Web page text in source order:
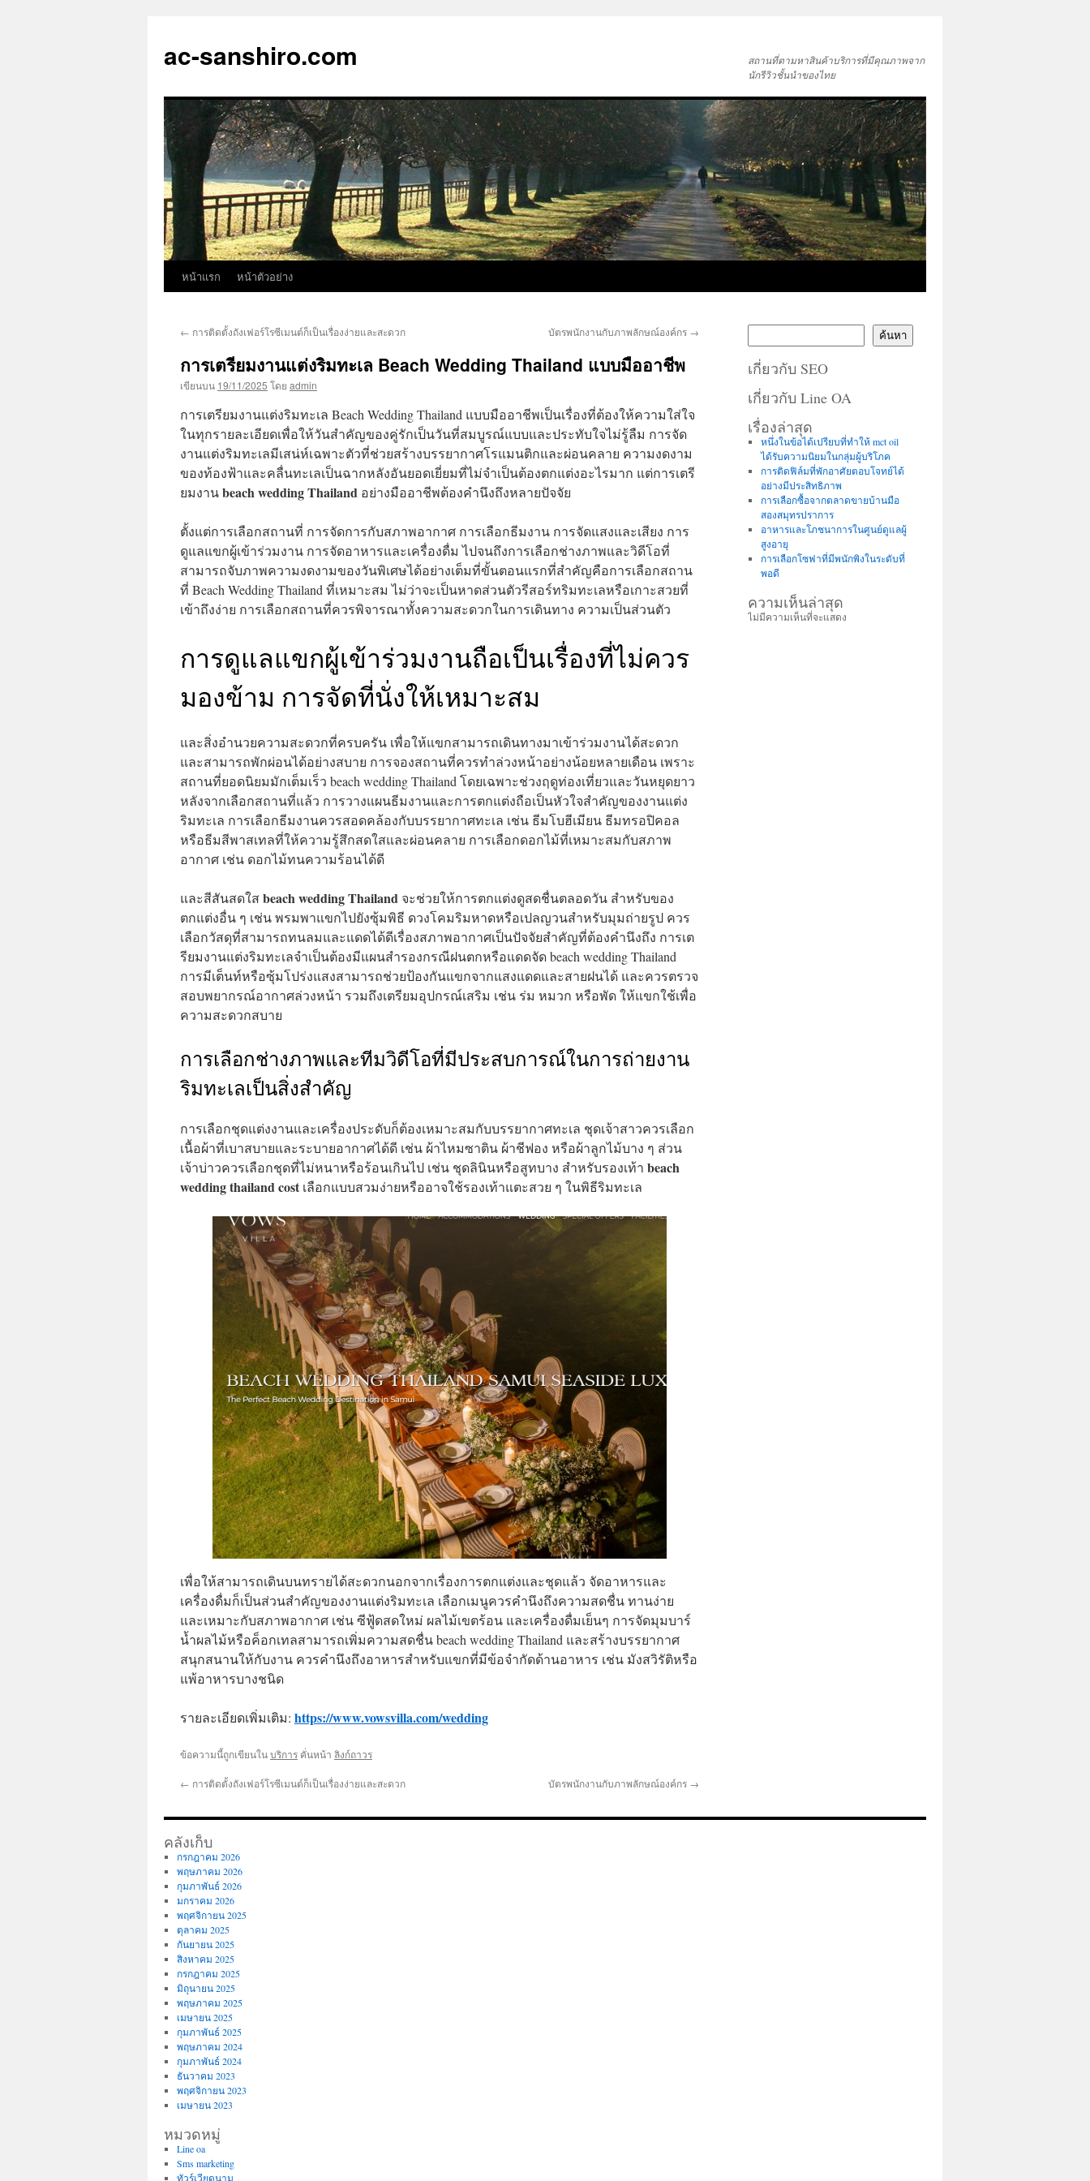
ac-sanshiro.com
สถานที่ตามหาสินค้าบริการที่มีคุณภาพจาก
นักรีวิวชั้นนำของไทย
ข้าม
ยัง
เนื้อหา
หน้าแรก หน้าตัวอย่าง
← การติดตั้งถังเฟอร์โรซีเมนต์ก็เป็นเรื่องง่ายและสะดวก บัตรพนักงานกับภาพลักษณ์องค์กร →
การเตรียมงานแต่งริมทะเล Beach Wedding Thailand แบบมืออาชีพ
เขียนบน 19/11/2025 โดย admin
การเตรียมงานแต่งริมทะเล Beach Wedding Thailand แบบมืออาชีพเป็นเรื่องที่ต้องให้ความใส่ใจ
ในทุกรายละเอียดเพื่อให้วันสำคัญของคู่รักเป็นวันที่สมบูรณ์แบบและประทับใจไม่รู้ลืม การจัด
งานแต่งริมทะเลมีเสน่ห์เฉพาะตัวที่ช่วยสร้างบรรยากาศโรแมนติกและผ่อนคลาย ความงดงาม
ของท้องฟ้าและคลื่นทะเลเป็นฉากหลังอันยอดเยี่ยมที่ไม่จำเป็นต้องตกแต่งอะไรมาก แต่การเตรี
ยมงานbeach wedding Thailand อย่างมืออาชีพต้องคำนึงถึงหลายปัจจัย
ตั้งแต่การเลือกสถานที่ การจัดการกับสภาพอากาศ การเลือกธีมงาน การจัดแสงและเสียง การ
ดูแลแขกผู้เข้าร่วมงาน การจัดอาหารและเครื่องดื่ม ไปจนถึงการเลือกช่างภาพและวิดีโอที่
สามารถจับภาพความงดงามของวันพิเศษได้อย่างเต็มที่ขั้นตอนแรกที่สำคัญคือการเลือกสถาน
ที่ Beach Wedding Thailand ที่เหมาะสม ไม่ว่าจะเป็นหาดส่วนตัวรีสอร์ทริมทะเลหรือเกาะสวยที่
เข้าถึงง่าย การเลือกสถานที่ควรพิจารณาทั้งความสะดวกในการเดินทาง ความเป็นส่วนตัว
การดูแลแขกผู้เข้าร่วมงานถือเป็นเรื่องที่ไม่ควร
มองข้าม การจัดที่นั่งให้เหมาะสม
และสิ่งอำนวยความสะดวกที่ครบครัน เพื่อให้แขกสามารถเดินทางมาเข้าร่วมงานได้สะดวก
และสามารถพักผ่อนได้อย่างสบาย การจองสถานที่ควรทำล่วงหน้าอย่างน้อยหลายเดือน เพราะ
สถานที่ยอดนิยมมักเต็มเร็ว beach wedding Thailand โดยเฉพาะช่วงฤดูท่องเที่ยวและวันหยุดยาว
หลังจากเลือกสถานที่แล้ว การวางแผนธีมงานและการตกแต่งถือเป็นหัวใจสำคัญของงานแต่ง
ริมทะเล การเลือกธีมงานควรสอดคล้องกับบรรยากาศทะเล เช่น ธีมโบฮีเมียน ธีมทรอปิคอล
หรือธีมสีพาสเทลที่ให้ความรู้สึกสดใสและผ่อนคลาย การเลือกดอกไม้ที่เหมาะสมกับสภาพ
อากาศ เช่น ดอกไม้ทนความร้อนได้ดี
และสีสันสดใสbeach wedding Thailand จะช่วยให้การตกแต่งดูสดชื่นตลอดวัน สำหรับของ
ตกแต่งอื่น ๆ เช่น พรมพาแขกไปยังซุ้มพิธี ดวงโคมริมหาดหรือเปลญวนสำหรับมุมถ่ายรูป ควร
เลือกวัสดุที่สามารถทนลมและแดดได้ดีเรื่องสภาพอากาศเป็นปัจจัยสำคัญที่ต้องคำนึงถึง การเต
รียมงานแต่งริมทะเลจำเป็นต้องมีแผนสำรองกรณีฝนตกหรือแดดจัด beach wedding Thailand
การมีเต็นท์หรือซุ้มโปร่งแสงสามารถช่วยป้องกันแขกจากแสงแดดและสายฝนได้ และควรตรวจ
สอบพยากรณ์อากาศล่วงหน้า รวมถึงเตรียมอุปกรณ์เสริม เช่น ร่ม หมวก หรือพัด ให้แขกใช้เพื่อ
ความสะดวกสบาย
การเลือกช่างภาพและทีมวิดีโอที่มีประสบการณ์ในการถ่ายงาน
ริมทะเลเป็นสิ่งสำคัญ
การเลือกชุดแต่งงานและเครื่องประดับก็ต้องเหมาะสมกับบรรยากาศทะเล ชุดเจ้าสาวควรเลือก
เนื้อผ้าที่เบาสบายและระบายอากาศได้ดี เช่น ผ้าไหมซาติน ผ้าชีฟอง หรือผ้าลูกไม้บาง ๆ ส่วน
เจ้าบ่าวควรเลือกชุดที่ไม่หนาหรือร้อนเกินไป เช่น ชุดลินินหรือสูทบาง สำหรับรองเท้า beach
wedding thailand cost เลือกแบบสวมง่ายหรืออาจใช้รองเท้าแตะสวย ๆ ในพิธีริมทะเล
เพื่อให้สามารถเดินบนทรายได้สะดวกนอกจากเรื่องการตกแต่งและชุดแล้ว จัดอาหารและ
เครื่องดื่มก็เป็นส่วนสำคัญของงานแต่งริมทะเล เลือกเมนูควรคำนึงถึงความสดชื่น ทานง่าย
และเหมาะกับสภาพอากาศ เช่น ซีฟู้ดสดใหม่ ผลไม้เขตร้อน และเครื่องดื่มเย็นๆ การจัดมุมบาร์
น้ำผลไม้หรือค็อกเทลสามารถเพิ่มความสดชื่น beach wedding Thailand และสร้างบรรยากาศ
สนุกสนานให้กับงาน ควรคำนึงถึงอาหารสำหรับแขกที่มีข้อจำกัดด้านอาหาร เช่น มังสวิรัติหรือ
แพ้อาหารบางชนิด
รายละเอียดเพิ่มเติม: https://www.vowsvilla.com/wedding
ข้อความนี้ถูกเขียนในบริการ คั่นหน้า ลิงก์ถาวร
← การติดตั้งถังเฟอร์โรซีเมนต์ก็เป็นเรื่องง่ายและสะดวก บัตรพนักงานกับภาพลักษณ์องค์กร →
ค้นหา
เกี่ยวกับ SEO
เกี่ยวกับ Line OA
เรื่องล่าสุด
หนึ่งในข้อได้เปรียบที่ทำให้ mct oil
ได้รับความนิยมในกลุ่มผู้บริโภค
การติดฟิล์มที่พักอาศัยตอบโจทย์ได้
อย่างมีประสิทธิภาพ
การเลือกซื้อจากตลาดขายบ้านมือ
สองสมุทรปราการ
อาหารและโภชนาการในศูนย์ดูแลผู้
สูงอายุ
การเลือกโซฟาที่มีพนักพิงในระดับที่
พอดี
ความเห็นล่าสุด
ไม่มีความเห็นที่จะแสดง
คลังเก็บ
กรกฎาคม 2026
พฤษภาคม 2026
กุมภาพันธ์ 2026
มกราคม 2026
พฤศจิกายน 2025
ตุลาคม 2025
กันยายน 2025
สิงหาคม 2025
กรกฎาคม 2025
มิถุนายน 2025
พฤษภาคม 2025
เมษายน 2025
กุมภาพันธ์ 2025
พฤษภาคม 2024
กุมภาพันธ์ 2024
ธันวาคม 2023
พฤศจิกายน 2023
เมษายน 2023
หมวดหมู่
Line oa
Sms marketing
ทัวร์เวียดนาม